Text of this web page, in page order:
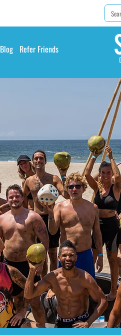
Blog Refer Friends